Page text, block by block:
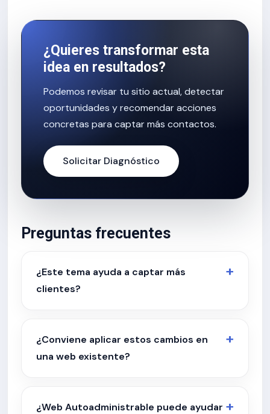
¿Quieres transformar esta
idea en resultados?
Podemos revisar tu sitio actual, detectar
oportunidades y recomendar acciones
concretas para captar más contactos.
Solicitar Diagnóstico
Preguntas frecuentes
¿Este tema ayuda a captar más
clientes?
¿Conviene aplicar estos cambios en
una web existente?
¿Web Autoadministrable puede ayudar